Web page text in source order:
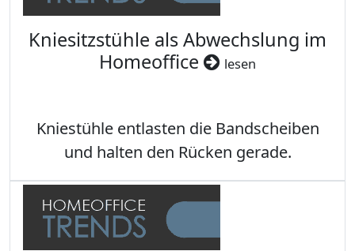
Kniesitzstühle als Abwechslung im
Homeoffice
lesen
Kniestühle entlasten die Bandscheiben
und halten den Rücken gerade.